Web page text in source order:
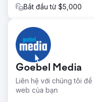
Bắt đầu từ $5,000
Goebel Media
Liên hệ với chúng tôi để
web của bạn